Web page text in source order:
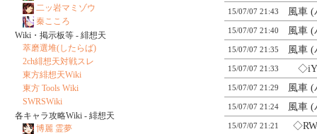
15/07/07 21:43 風車
15/07/07 21:40 風車
15/07/07 21:35 風車
15/07/07 21:33
15/07/07 21:29 風車
15/07/07 21:24 風車
15/07/07 21:21
二ッ岩マミゾウ
秦こころ
Wiki・掲示板等 - 緋想天
萃磨選堆(したらば)
2ch緋想天対戦スレ
東方緋想天Wiki
東方 Tools Wiki
SWRSWiki
各キャラ攻略Wiki - 緋想天
博麗 霊夢